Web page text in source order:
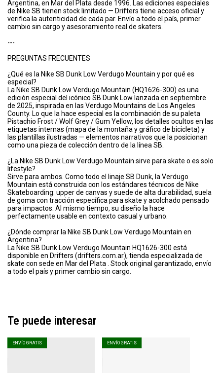
Argentina, en Mar del Plata desde 1996. Las ediciones especiales
de Nike SB tienen stock limitado — Drifters tiene acceso oficial y
verifica la autenticidad de cada par. Envío a todo el país, primer
cambio sin cargo y asesoramiento real de skaters.
---
PREGUNTAS FRECUENTES
¿Qué es la Nike SB Dunk Low Verdugo Mountain y por qué es
especial?
La Nike SB Dunk Low Verdugo Mountain (HQ1626-300) es una
edición especial del icónico SB Dunk Low lanzada en septiembre
de 2025, inspirada en las Verdugo Mountains de Los Angeles
County. Lo que la hace especial es la combinación de su paleta
Pistachio Frost / Wolf Grey / Gum Yellow, los detalles ocultos en las
etiquetas internas (mapa de la montaña y gráfico de bicicleta) y
las plantillas ilustradas — elementos narrativos que la posicionan
como una pieza de colección dentro de la línea SB.
¿La Nike SB Dunk Low Verdugo Mountain sirve para skate o es solo
lifestyle?
Sirve para ambos. Como todo el linaje SB Dunk, la Verdugo
Mountain está construida con los estándares técnicos de Nike
Skateboarding: upper de canvas y suede de alta durabilidad, suela
de goma con tracción específica para skate y acolchado pensado
para impactos. Al mismo tiempo, su diseño la hace
perfectamente usable en contexto casual y urbano.
¿Dónde comprar la Nike SB Dunk Low Verdugo Mountain en
Argentina?
La Nike SB Dunk Low Verdugo Mountain HQ1626-300 está
disponible en Drifters (drifters.com.ar), tienda especializada de
skate con sede en Mar del Plata . Stock original garantizado, envío
a todo el país y primer cambio sin cargo.
Te puede interesar
ENVÍO GRATIS ENVÍO GRATIS